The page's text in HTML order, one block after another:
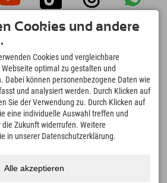
Mein
uvm. Jetzt
4.634km
Pisten zum Skifahren und
97
Cookies und andere
Cookies und vergleichbare
optimal zu gestalten und
Dabei können personenbezogene Daten wie
und analysiert werden. Durch Klicken auf
Sie der Verwendung zu. Durch Klicken auf
eine individuelle Auswahl treffen und
Zukunft widerrufen. Weitere
in unserer Datenschutzerklärung.
Alle akzeptieren